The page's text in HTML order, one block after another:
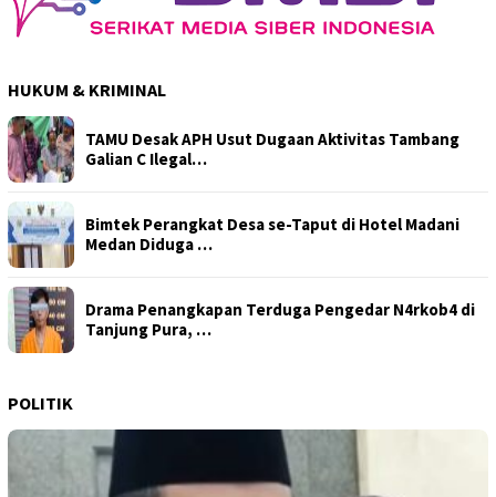
HUKUM & KRIMINAL
TAMU Desak APH Usut Dugaan Aktivitas Tambang
Galian C Ilegal…
Bimtek Perangkat Desa se-Taput di Hotel Madani
Medan Diduga …
Drama Penangkapan Terduga Pengedar N4rkob4 di
Tanjung Pura, …
POLITIK